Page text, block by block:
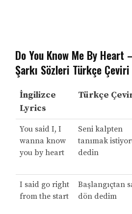
Do You Know Me By Heart
Şarkı Sözleri Türkçe
İngilizce
Lyrics
Türkçe
You said I, I
wanna know
you by heart
Seni kalpten
tanımak
dedin
I said go right
from the start
Başlangıçtan
dön dedim